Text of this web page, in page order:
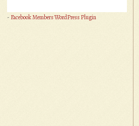
- Facebook Members WordPress Plugin